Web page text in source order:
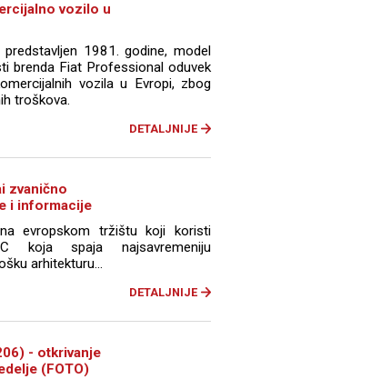
vozilo u
1981. godine, model
brenda Fiat Professional oduvek
vozila u Evropi, zbog
troškova.
DETALJNIJE
zvanično
i informacije
evropskom tržištu koji koristi
koja spaja najsavremeniju
arhitekturu...
DETALJNIJE
- otkrivanje
(FOTO)